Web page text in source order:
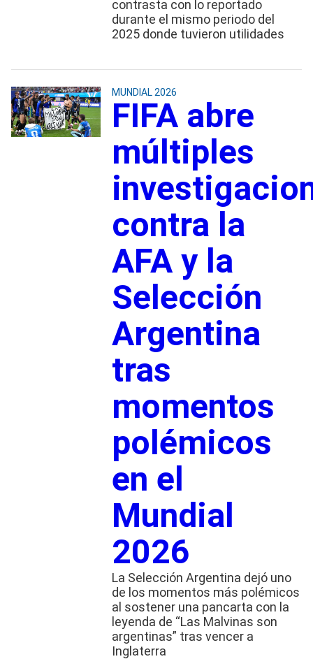
contrasta con lo reportado
durante el mismo periodo del
2025 donde tuvieron utilidades
MUNDIAL 2026
FIFA abre
múltiples
contra la
AFA y la
Selección
Argentina
tras
momentos
polémicos
en el
Mundial
2026
La Selección Argentina dejó uno
de los momentos más polémicos
al sostener una pancarta con la
leyenda de “Las Malvinas son
argentinas” tras vencer a
Inglaterra